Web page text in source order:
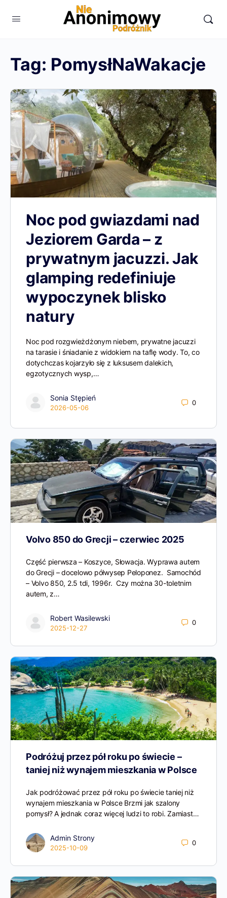
Tag: PomysłNaWakacje
Noc pod gwiazdami nad
Jeziorem Garda – z
prywatnym jacuzzi. Jak
glamping redefiniuje
wypoczynek blisko
natury
Noc pod rozgwieżdżonym niebem, prywatne jacuzzi
na tarasie i śniadanie z widokiem na taflę wody. To, co
dotychczas kojarzyło się z luksusem dalekich,
egzotycznych wysp,…
Sonia Stępień
2026-05-06
0
Volvo 850 do Grecji – czerwiec 2025
Część pierwsza – Koszyce, Słowacja. Wyprawa autem
do Grecji – docelowo półwysep Peloponez. Samochód
– Volvo 850, 2.5 tdi, 1996r. Czy można 30-toletnim
autem, z…
Robert Wasilewski
2025-12-27
0
Podróżuj przez pół roku po świecie –
taniej niż wynajem mieszkania w Polsce
Jak podróżować przez pół roku po świecie taniej niż
wynajem mieszkania w Polsce Brzmi jak szalony
pomysł? A jednak coraz więcej ludzi to robi. Zamiast…
Admin Strony
2025-10-09
0